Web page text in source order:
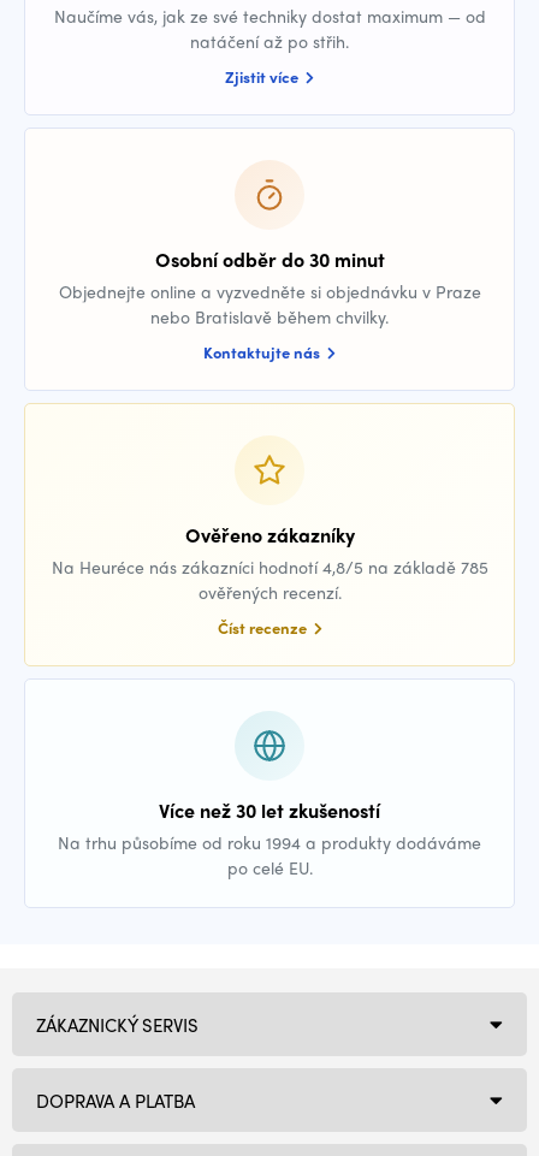
Naučíme vás, jak ze své techniky dostat maximum — od
natáčení až po střih.
Zjistit více
Osobní odběr do 30 minut
Objednejte online a vyzvedněte si objednávku v Praze
nebo Bratislavě během chvilky.
Kontaktujte nás
Ověřeno zákazníky
Na Heuréce nás zákazníci hodnotí 4,8/5 na základě 785
ověřených recenzí.
Číst recenze
Více než 30 let zkušeností
Na trhu působíme od roku 1994 a produkty dodáváme
po celé EU.
ZÁKAZNICKÝ SERVIS
DOPRAVA A PLATBA